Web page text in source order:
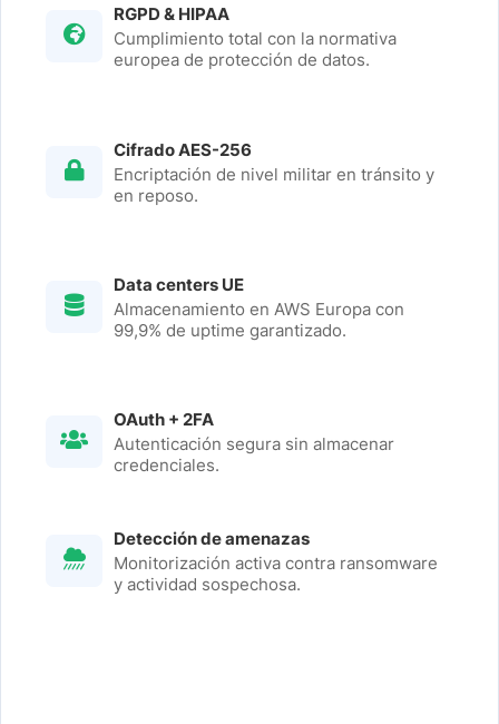
RGPD & HIPAA
Cumplimiento total con la normativa
europea de protección de datos.
Cifrado AES-256
Encriptación de nivel militar en tránsito y
en reposo.
Data centers UE
Almacenamiento en AWS Europa con
99,9% de uptime garantizado.
OAuth + 2FA
Autenticación segura sin almacenar
credenciales.
Detección de amenazas
Monitorización activa contra ransomware
y actividad sospechosa.